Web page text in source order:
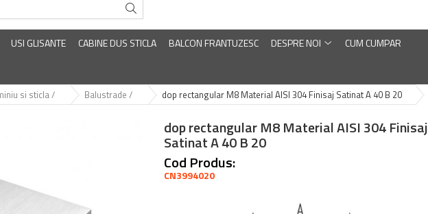
USI GLISANTE CABINE DUS STICLA BALCON FRANTUZESC DESPRE NOI
CUM CUMPAR
si sticla / Balustrade / dop rectangular M8 Material AISI 304 Finisaj Satinat A 40 B 20
dop rectangular M8 Material AISI 304 Finisaj
Satinat A 40 B 20
Cod Produs:
CN3994020